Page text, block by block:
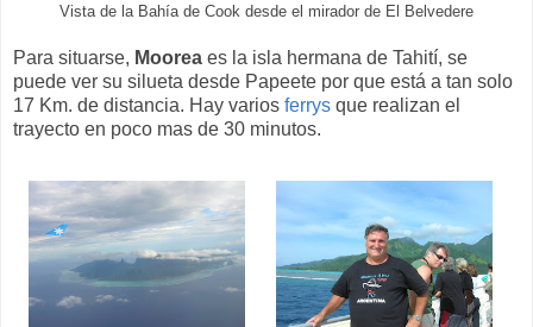
Vista de la Bahía de Cook desde el mirador de El Belvedere
Para situarse, Moorea es la isla hermana de Tahití, se
puede ver su silueta desde Papeete por que está a tan solo
17 Km. de distancia. Hay varios ferrys que realizan el
trayecto en poco mas de 30 minutos.